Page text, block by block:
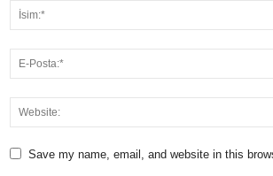
Save my name, email, and website in this